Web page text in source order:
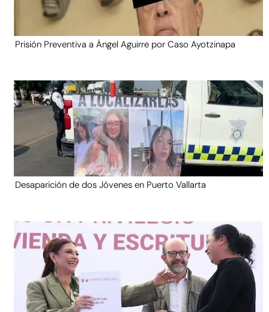
Prisión Preventiva a Ángel Aguirre por Caso Ayotzinapa
Desaparición de dos Jóvenes en Puerto Vallarta